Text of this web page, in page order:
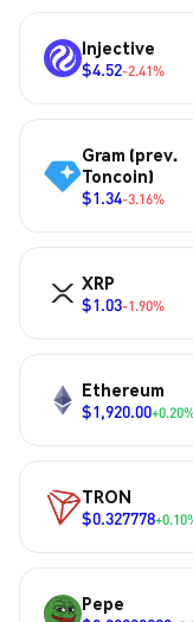
Injective
$4.52-2.41%
Gram (prev.
Toncoin)
$1.34-3.16%
XRP
$1.03-1.90%
Ethereum
$1,920.00
TRON
$0.327778
Pepe